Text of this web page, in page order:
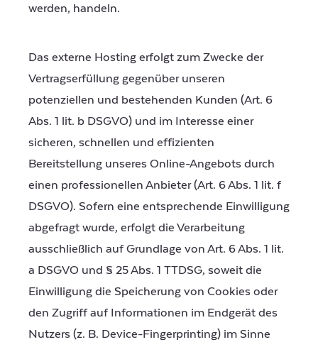
werden, handeln.
Das externe Hosting erfolgt zum Zwecke der
Vertragserfüllung gegenüber unseren
potenziellen und bestehenden Kunden (Art. 6
Abs. 1 lit. b DSGVO) und im Interesse einer
sicheren, schnellen und effizienten
Bereitstellung unseres Online-Angebots durch
einen professionellen Anbieter (Art. 6 Abs. 1 lit. f
DSGVO). Sofern eine entsprechende Einwilligung
abgefragt wurde, erfolgt die Verarbeitung
ausschließlich auf Grundlage von Art. 6 Abs. 1 lit.
a DSGVO und § 25 Abs. 1 TTDSG, soweit die
Einwilligung die Speicherung von Cookies oder
den Zugriff auf Informationen im Endgerät des
Nutzers (z. B. Device-Fingerprinting) im Sinne